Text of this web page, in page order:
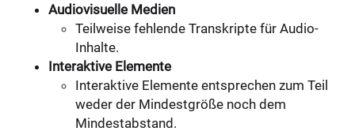
Audiovisuelle Medien
Teilweise fehlende Transkripte für Audio-
Inhalte.
Interaktive Elemente
Interaktive Elemente entsprechen zum Teil
weder der Mindestgröße noch dem
Mindestabstand.